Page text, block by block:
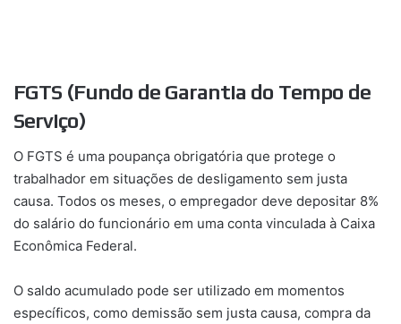
FGTS (Fundo de Garantia do Tempo de
Serviço)
O FGTS é uma poupança obrigatória que protege o
trabalhador em situações de desligamento sem justa
causa. Todos os meses, o empregador deve depositar 8%
do salário do funcionário em uma conta vinculada à Caixa
Econômica Federal.
O saldo acumulado pode ser utilizado em momentos
específicos, como demissão sem justa causa, compra da